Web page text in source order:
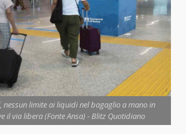
nessun limite ai liquidi nel bagaglio a mano in
il via libera (Fonte Ansa) - Blitz Quotidiano